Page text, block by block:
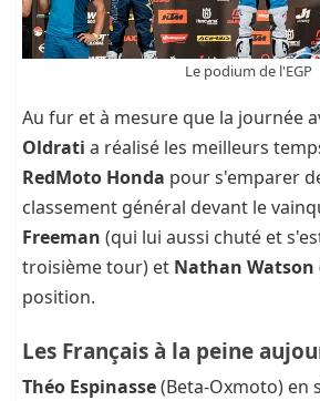
Le podium de l'EGP
Au fur et à mesure que la journée
Oldrati a réalisé les meilleurs
RedMoto Honda pour s'emparer
classement général devant le
Freeman (qui lui aussi chuté et
troisième tour) et Nathan Watson
position.
Les Français à la peine
Théo Espinasse(Beta-Oxmoto) en